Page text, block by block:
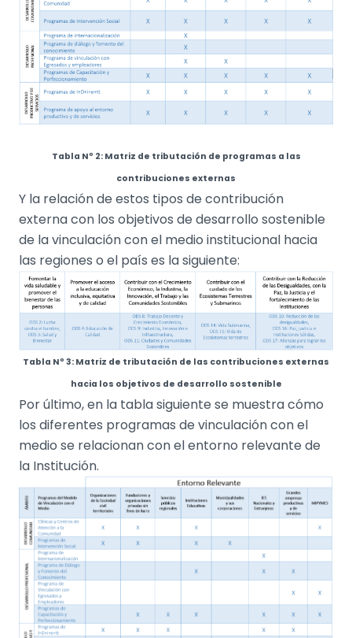
Tabla Nº 2: Matriz de tributación de programas a las
contribuciones externas
Y la relación de estos tipos de contribución
externa con los objetivos de desarrollo sostenible
de la vinculación con el medio institucional hacia
las regiones o el país es la siguiente:
Tabla Nº 3: Matriz de tributación de las contribuciones externas
hacia los objetivos de desarrollo sostenible
Por último, en la tabla siguiente se muestra cómo
los diferentes programas de vinculación con el
medio se relacionan con el entorno relevante de
la Institución.